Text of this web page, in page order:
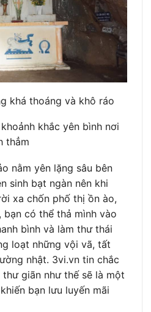
khá thoáng và khô ráo
khắc yên bình nơi
thẳm
nằm yên lặng sâu bên
sinh bạt ngàn nên khi
xa chốn phố thị ồn ào,
bạn có thể thả mình vào
bình và làm thư thái
loạt những vội vã, tất
nhật. 3vi.vn tin chắc
giãn như thế sẽ là một
bạn lưu luyến mãi